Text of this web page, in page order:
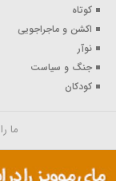
کوتاه
اکشن و ماجراجویی
نوآر
جنگ و سیاست
کودکان
ما